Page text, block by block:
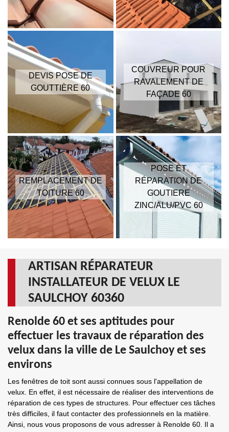
DEVIS POSE DE
GOUTTIÈRE 60
COUVREUR POUR
RAVALEMENT DE
FAÇADE 60
REMPLACEMENT DE
TOITURE 60
POSE ET
RÉPARATION DE
GOUTIERE
ZINC/ALU/PVC 60
ARTISAN RÉPARATEUR
INSTALLATEUR DE VELUX LE
SAULCHOY 60360
Renolde 60 et ses aptitudes pour
effectuer les travaux de réparation des
velux dans la ville de Le Saulchoy et ses
environs
Les fenêtres de toit sont aussi connues sous l'appellation de
velux. En effet, il est nécessaire de réaliser des interventions de
réparation de ces types de structures. Pour effectuer ces tâches
très difficiles, il faut contacter des professionnels en la matière.
Ainsi, nous vous proposons de vous adresser à Renolde 60. Il a